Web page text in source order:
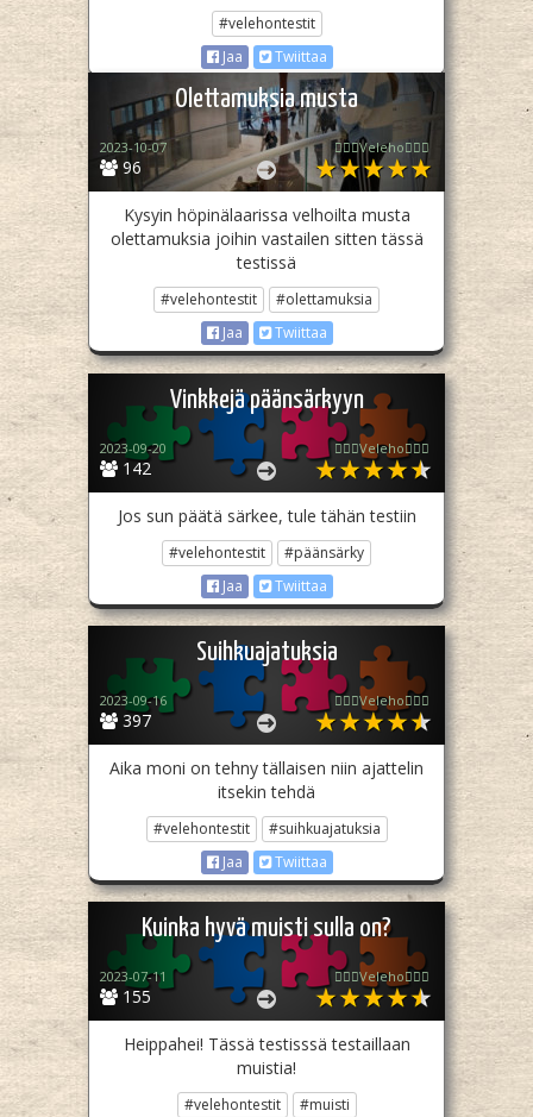
#velehontestit
Jaa
Twiittaa
Olettamuksia musta
96
2023-10-07 🧙🏻‍♀️Veleho🧙🏻‍♀️
Kysyin höpinälaarissa velhoilta musta
olettamuksia joihin vastailen sitten tässä
testissä
#velehontestit
#olettamuksia
Jaa
Twiittaa
Vinkkejä päänsärkyyn
142
2023-09-20 🧙🏻‍♀️Veleho🧙🏻‍♀️
Jos sun päätä särkee, tule tähän testiin
#velehontestit
#päänsärky
Jaa
Twiittaa
Suihkuajatuksia
397
2023-09-16 🧙🏻‍♀️Veleho🧙🏻‍♀️
Aika moni on tehny tällaisen niin ajattelin
itsekin tehdä
#velehontestit
#suihkuajatuksia
Jaa
Twiittaa
Kuinka hyvä muisti sulla on?
155
2023-07-11 🧙🏻‍♀️Veleho🧙🏻‍♀️
Heippahei! Tässä testisssä testaillaan
muistia!
#velehontestit
#muisti